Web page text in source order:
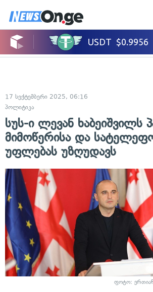
17 სექტემბერი 2025, 06:16
პოლიტიკა
სუს-ი ლევან ხაბეიშვილს
მიმოწერისა და
უფლებას უზღუდავს
ფოტო: